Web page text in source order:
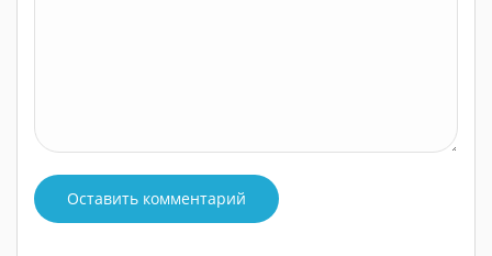
Оставить комментарий